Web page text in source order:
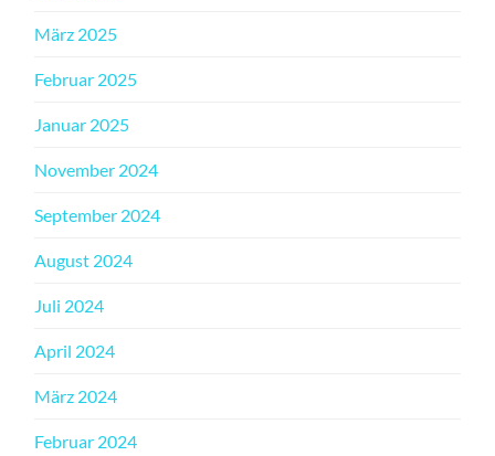
März 2025
Februar 2025
Januar 2025
November 2024
September 2024
August 2024
Juli 2024
April 2024
März 2024
Februar 2024